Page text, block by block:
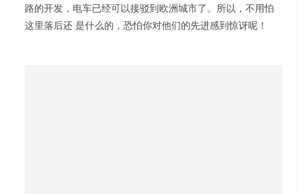
路的开发，电车已经可以接驳到欧洲城市了。所以，不用怕
这里落后还 是什么的，恐怕你对他们的先进感到惊讶呢！